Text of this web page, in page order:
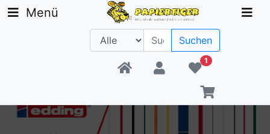
Beratung +49 30 1300 6481
Menü
Suchen
1